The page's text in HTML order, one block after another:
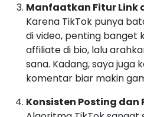
Manfaatkan Fitur Link
Karena TikTok punya
di video, penting banget
affiliate di bio, lalu
sana. Kadang, saya juga
komentar biar makin
Konsisten Posting dan